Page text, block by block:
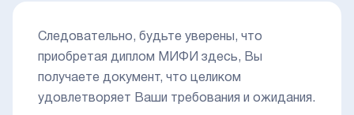
Следовательно, будьте уверены, что
приобретая диплом МИФИ здесь, Вы
получаете документ, что целиком
удовлетворяет Ваши требования и ожидания.